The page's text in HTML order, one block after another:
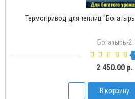
Термопривод для теплиц
Богатырь-Д
1 500.00 р.
В корзину